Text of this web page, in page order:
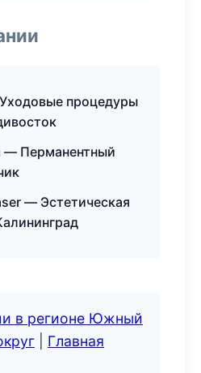
процедуры
— Перманентный
— Эстетическая
в регионе Южный
Главная